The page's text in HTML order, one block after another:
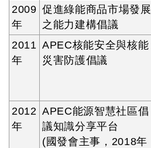
2009
年
促進綠能商品市場發展
之能力建構倡議
2011
年
APEC核能安全與核能
災害防護倡議
2012
年
APEC能源智慧社區倡
議知識分享平台
(國發會主事，2018年